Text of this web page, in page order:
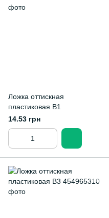
Ложка оттискная
пластиковая В1
14.53 грн